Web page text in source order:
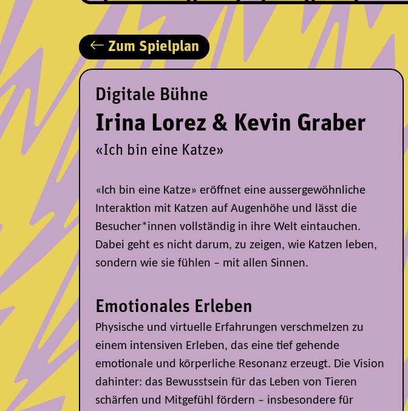
Zum Spielplan
Digitale Bühne
Irina Lorez & Kevin Graber
«Ich bin eine Katze»
«Ich bin eine Katze» eröffnet eine aussergewöhnliche
Interaktion mit Katzen auf Augenhöhe und lässt die
Besucher*innen vollständig in ihre Welt eintauchen.
Dabei geht es nicht darum, zu zeigen, wie Katzen leben,
sondern wie sie fühlen – mit allen Sinnen.
Emotionales Erleben
Physische und virtuelle Erfahrungen verschmelzen zu
einem intensiven Erleben, das eine tief gehende
emotionale und körperliche Resonanz erzeugt. Die Vision
dahinter: das Bewusstsein für das Leben von Tieren
schärfen und Mitgefühl fördern – insbesondere für